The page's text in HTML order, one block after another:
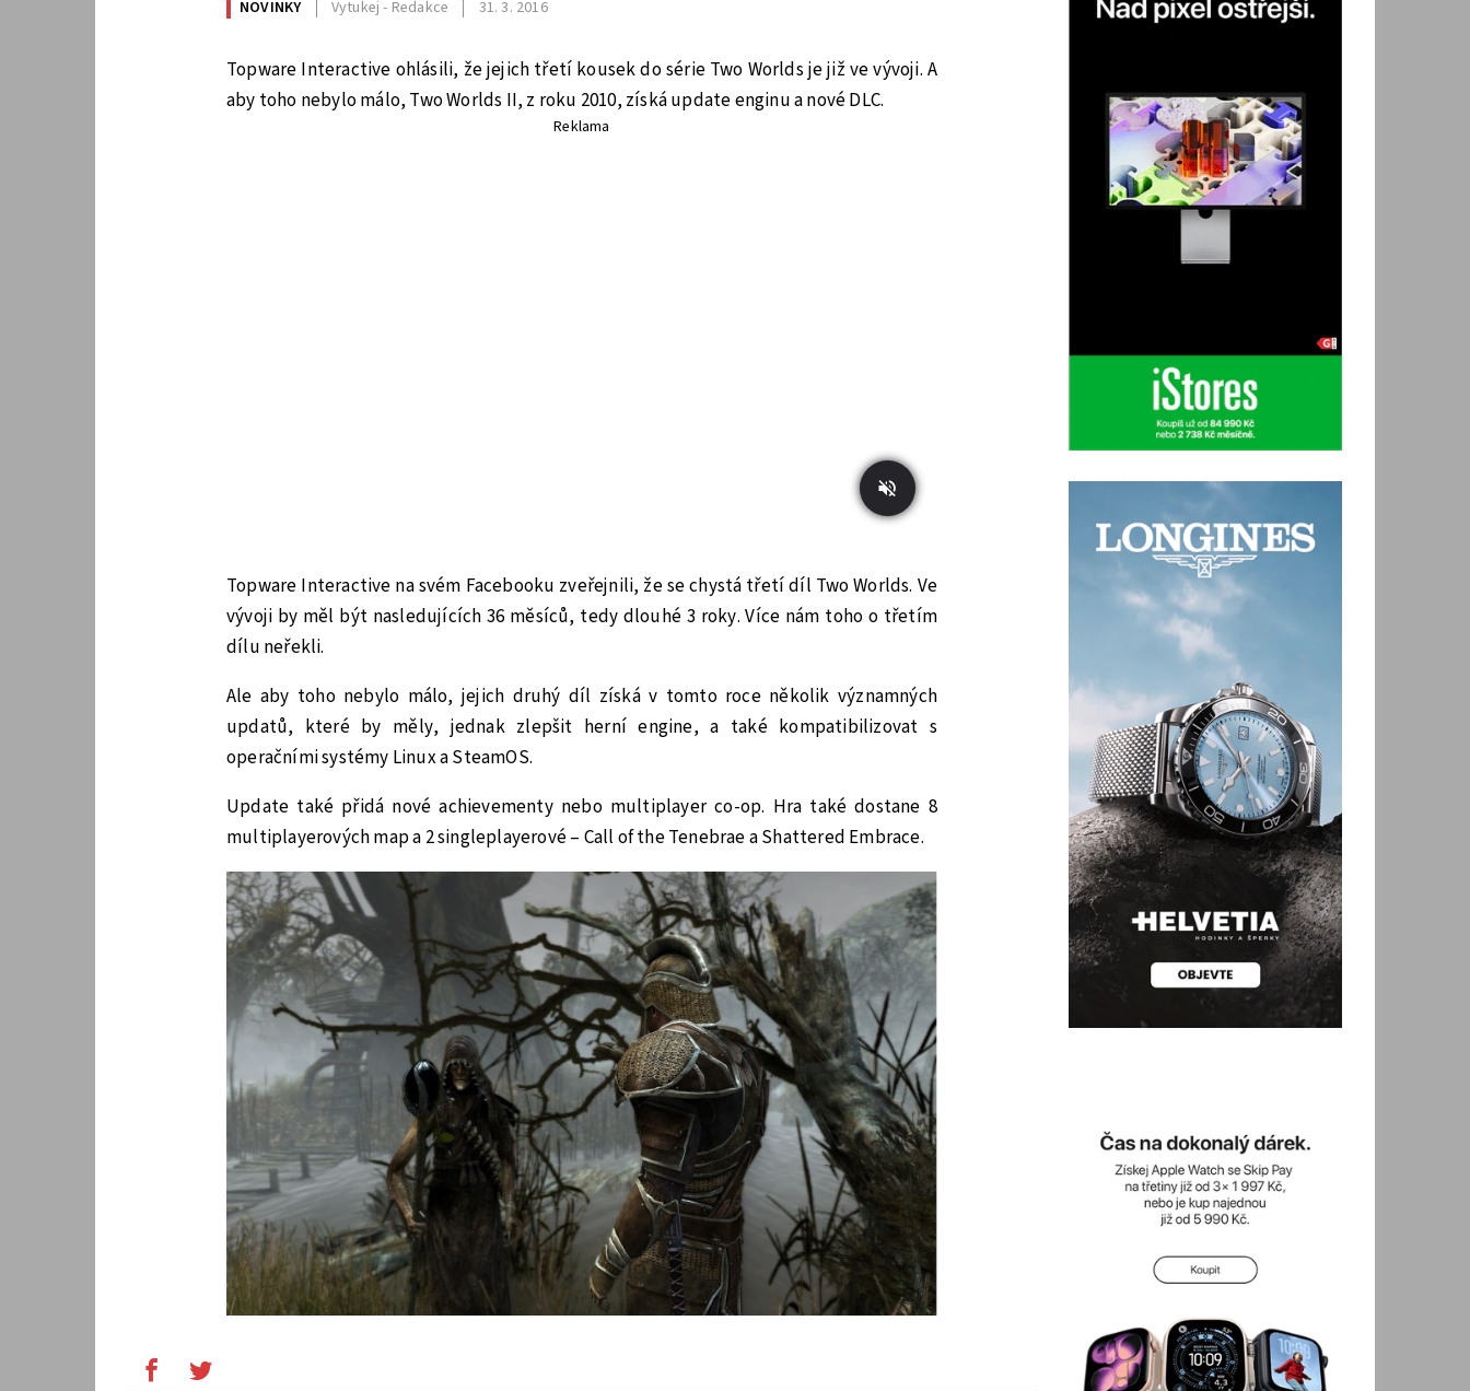
NOVINKY Vytukej - Redakce 31. 3. 2016
Topware Interactive ohlásili, že jejich třetí kousek do série Two Worlds je již ve vývoji. A
aby toho nebylo málo, Two Worlds II, z roku 2010, získá update enginu a nové DLC.
Reklama
Topware Interactive na svém Facebooku zveřejnili, že se chystá třetí díl Two Worlds. Ve
vývoji by měl být nasledujících 36 měsíců, tedy dlouhé 3 roky. Více nám toho o třetím
dílu neřekli.
Ale aby toho nebylo málo, jejich druhý díl získá v tomto roce několik významných
updatů, které by měly, jednak zlepšit herní engine, a také kompatibilizovat s
operačními systémy Linux a SteamOS.
Update také přidá nové achievementy nebo multiplayer co-op. Hra také dostane 8
multiplayerových map a 2 singleplayerové – Call of the Tenebrae a Shattered Embrace.